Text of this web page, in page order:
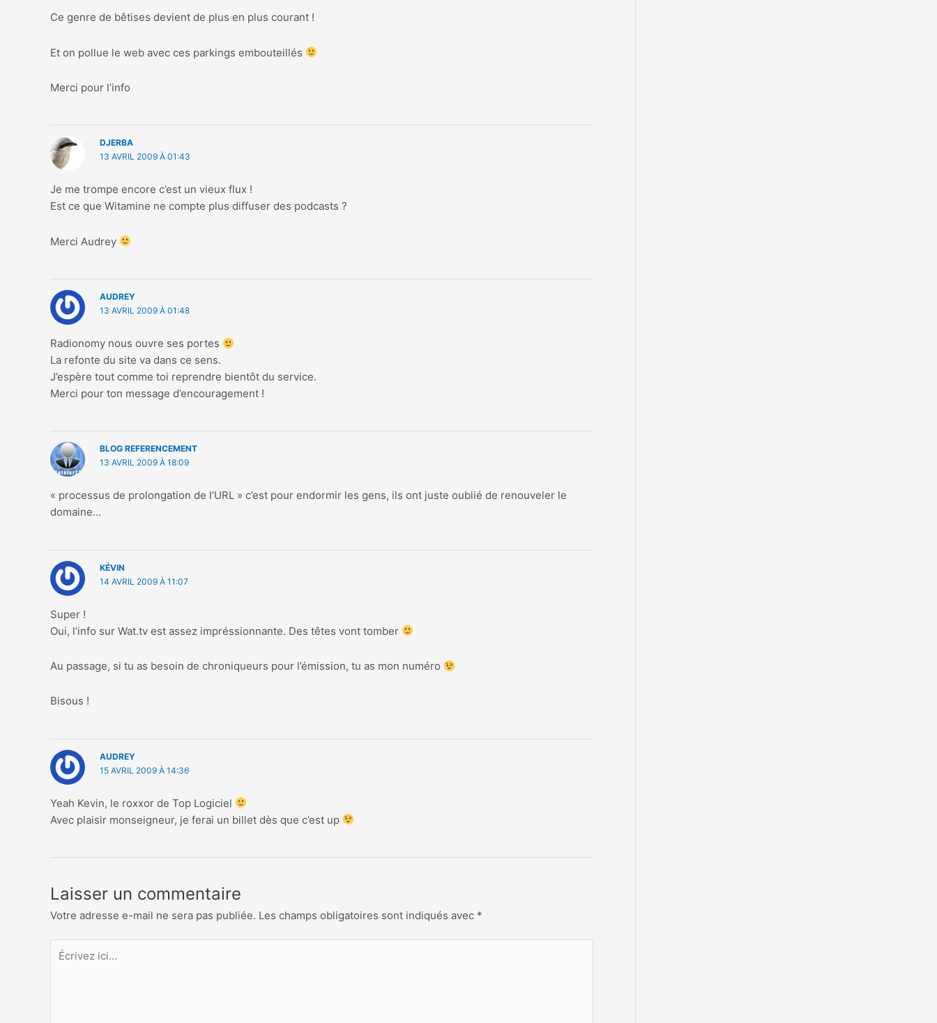
Ce genre de bêtises devient de plus en plus courant !
Et on pollue le web avec ces parkings embouteillés
Merci pour l’info
DJERBA
13 AVRIL 2009 À 01:43
Je me trompe encore c’est un vieux flux !
Est ce que Witamine ne compte plus diffuser des podcasts ?
Merci Audrey
AUDREY
13 AVRIL 2009 À 01:48
Radionomy nous ouvre ses portes
La refonte du site va dans ce sens.
J’espère tout comme toi reprendre bientôt du service.
Merci pour ton message d’encouragement !
BLOG REFERENCEMENT
13 AVRIL 2009 À 18:09
« processus de prolongation de l’URL » c’est pour endormir les gens, ils ont juste oublié de renouveler le
domaine…
KÉVIN
14 AVRIL 2009 À 11:07
Super !
Oui, l’info sur Wat.tv est assez impréssionnante. Des têtes vont tomber
Au passage, si tu as besoin de chroniqueurs pour l’émission, tu as mon numéro
Bisous !
AUDREY
15 AVRIL 2009 À 14:36
Yeah Kevin, le roxxor de Top Logiciel
Avec plaisir monseigneur, je ferai un billet dès que c’est up
Laisser un commentaire
Votre adresse e-mail ne sera pas publiée. Les champs obligatoires sont indiqués avec *
Écrivez
ici…